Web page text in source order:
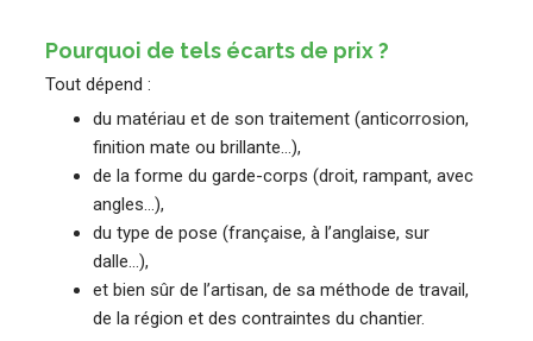
Pourquoi de tels écarts de prix ?
Tout dépend :
du matériau et de son traitement (anticorrosion,
finition mate ou brillante…),
de la forme du garde-corps (droit, rampant, avec
angles…),
du type de pose (française, à l’anglaise, sur
dalle…),
et bien sûr de l’artisan, de sa méthode de travail,
de la région et des contraintes du chantier.